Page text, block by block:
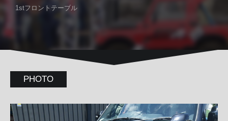
1stフロントテーブル
PHOTO